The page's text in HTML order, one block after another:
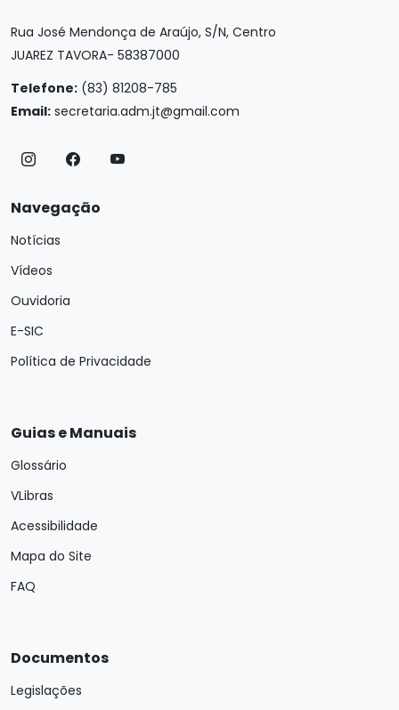
Rua José Mendonça de Araújo, S/N, Centro
JUAREZ TAVORA- 58387000
Telefone: (83) 81208-785
Email: secretaria.adm.jt@gmail.com
Navegação
Notícias
Vídeos
Ouvidoria
E-SIC
Política de Privacidade
Guias e Manuais
Glossário
VLibras
Acessibilidade
Mapa do Site
FAQ
Documentos
Legislações